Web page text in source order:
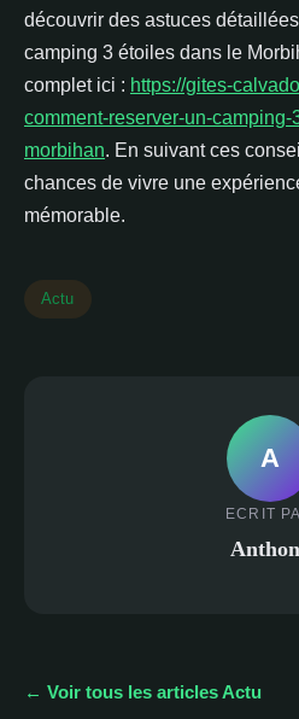
découvrir des astuces
camping 3 étoiles dans le
complet ici : https://gites-
comment-reserver-un-
morbihan. En suivant ces
chances de vivre une
mémorable.
Actu
A
ECRIT
← Voir tous les articles Actu